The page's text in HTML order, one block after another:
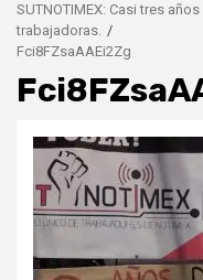
SUTNOTIMEX: Casi tres
trabajadoras.
Fci8FZsaAAEi2Zg